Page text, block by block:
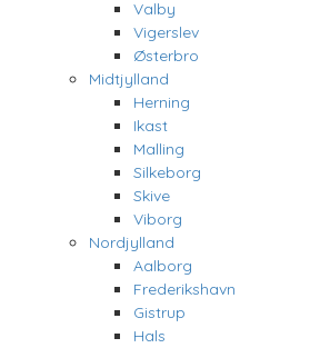
Valby
Vigerslev
Østerbro
Midtjylland
Herning
Ikast
Malling
Silkeborg
Skive
Viborg
Nordjylland
Aalborg
Frederikshavn
Gistrup
Hals